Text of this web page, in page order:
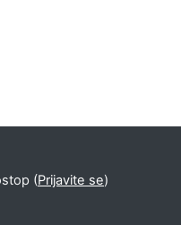
(Prijavite se)